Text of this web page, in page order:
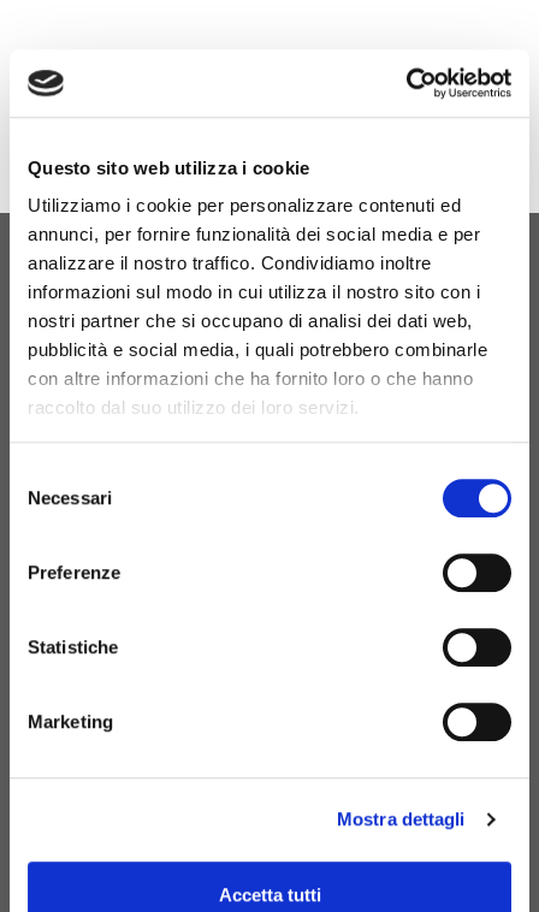
Questo sito web utilizza i cookie
Utilizziamo i cookie per personalizzare contenuti ed
annunci, per fornire funzionalità dei social media e per
analizzare il nostro traffico. Condividiamo inoltre
informazioni sul modo in cui utilizza il nostro sito con i
nostri partner che si occupano di analisi dei dati web,
pubblicità e social media, i quali potrebbero combinarle
con altre informazioni che ha fornito loro o che hanno
raccolto dal suo utilizzo dei loro servizi.
delNecessari
Preferenze
Statistiche
Marketing
Mostra dettagli
Accetta tutti
NAISSANCE ORIGINELLE
CONTACTEZ-NOUS
BIRTH@BIRTH.IT
SS APPIA KM 192 500 – 81052
CATALOGUE NUMÉRIQUE
ÉVÉNEMENTS